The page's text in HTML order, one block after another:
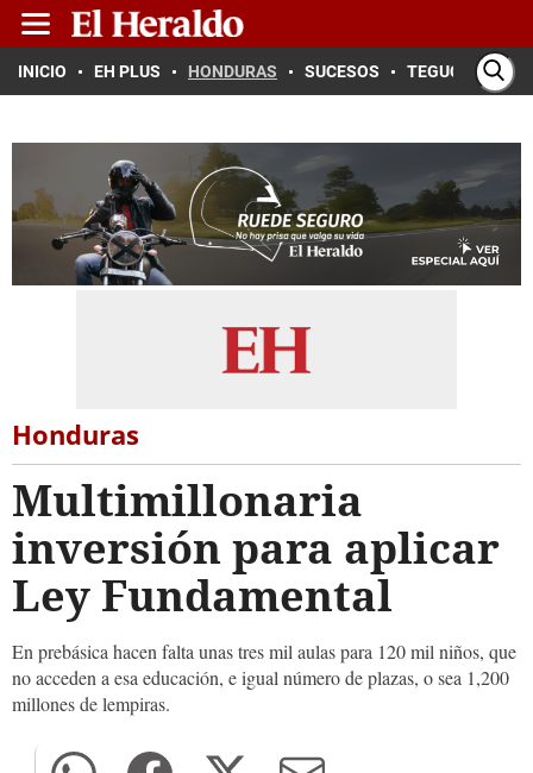
INICIO EH PLUS HONDURAS SUCESOS TEGUCIGALPA
Honduras
Multimillonaria
inversión para aplicar
Ley Fundamental
En prebásica hacen falta unas tres mil aulas para 120 mil niños, que
no acceden a esa educación, e igual número de plazas, o sea 1,200
millones de lempiras.